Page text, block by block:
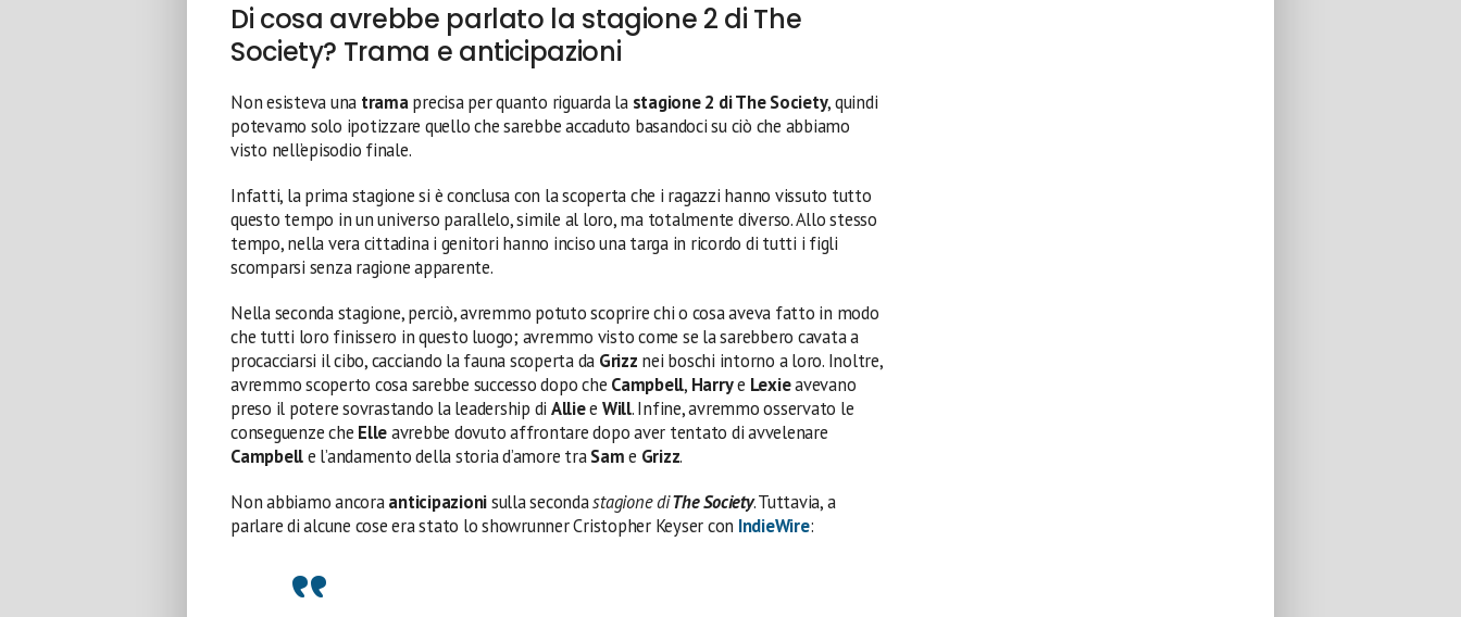
Di cosa avrebbe parlato la stagione 2 di The
Society? Trama e anticipazioni
Non esisteva una tramaprecisa per quanto riguarda la stagione 2 di The Society, quindi
potevamo solo ipotizzare quello che sarebbe accaduto basandoci su ciò che abbiamo
visto nell’episodio finale.
Infatti, la prima stagione si è conclusa con la scoperta che i ragazzi hanno vissuto tutto
questo tempo in un universo parallelo, simile al loro, ma totalmente diverso. Allo stesso
tempo, nella vera cittadina i genitori hanno inciso una targa in ricordo di tutti i figli
scomparsi senza ragione apparente.
Nella seconda stagione, perciò, avremmo potuto scoprire chi o cosa aveva fatto in modo
che tutti loro finissero in questo luogo; avremmo visto come se la sarebbero cavata a
procacciarsi il cibo, cacciando la fauna scoperta da Grizz nei boschi intorno a loro. Inoltre,
avremmo scoperto cosa sarebbe successo dopo che Campbell, Harrye Lexieavevano
preso il potere sovrastando la leadership di Alliee Will. Infine, avremmo osservato le
conseguenze che Elleavrebbe dovuto affrontare dopo aver tentato di avvelenare
Campbelle l’andamento della storia d’amore traSame Grizz.
Non abbiamo ancoraanticipazionisulla secondastagione diThe Society. Tuttavia, a
parlare di alcune cose era stato lo showrunner Cristopher Keyser con IndieWire: